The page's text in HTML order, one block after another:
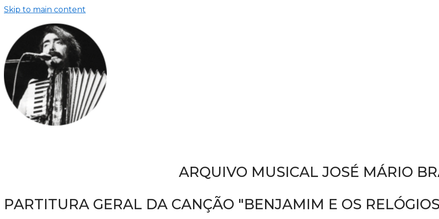
Skip to main content
ARQUIVO MUSICAL JOSÉ MÁRIO
PARTITURA GERAL DA CANÇÃO "BENJAMIM E OS